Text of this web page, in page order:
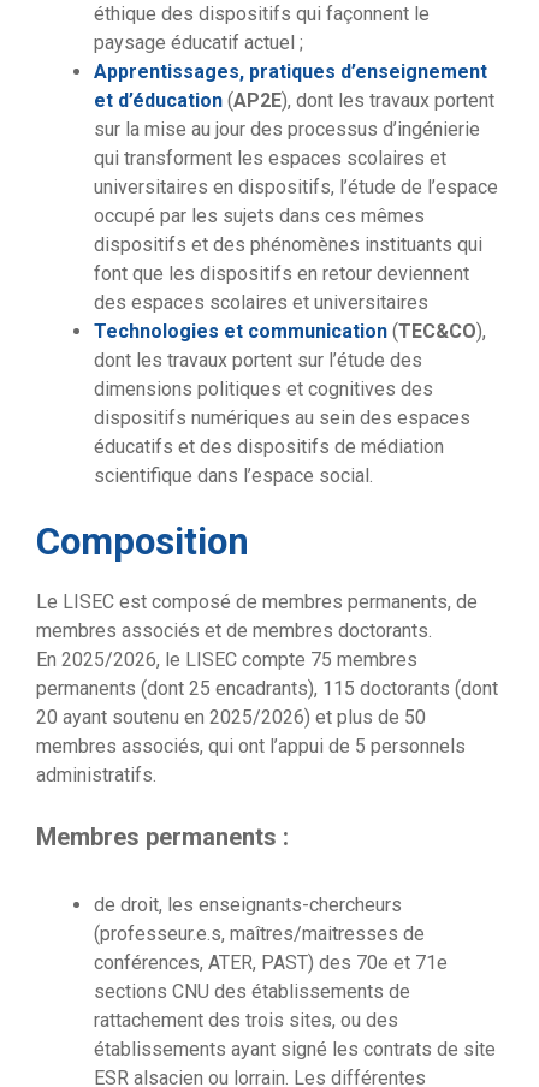
éthique des dispositifs qui façonnent le
paysage éducatif actuel ;
Apprentissages, pratiques d’enseignement
et d’éducation (AP2E), dont les travaux portent
sur la mise au jour des processus d’ingénierie
qui transforment les espaces scolaires et
universitaires en dispositifs, l’étude de l’espace
occupé par les sujets dans ces mêmes
dispositifs et des phénomènes instituants qui
font que les dispositifs en retour deviennent
des espaces scolaires et universitaires
Technologies et communication (TEC&CO),
dont les travaux portent sur l’étude des
dimensions politiques et cognitives des
dispositifs numériques au sein des espaces
éducatifs et des dispositifs de médiation
scientifique dans l’espace social.
Composition
Le LISEC est composé de membres permanents, de
membres associés et de membres doctorants.
En 2025/2026, le LISEC compte 75 membres
permanents (dont 25 encadrants), 115 doctorants (dont
20 ayant soutenu en 2025/2026) et plus de 50
membres associés, qui ont l’appui de 5 personnels
administratifs.
Membres permanents :
de droit, les enseignants-chercheurs
(professeur.e.s, maîtres/maitresses de
conférences, ATER, PAST) des 70e et 71e
sections CNU des établissements de
rattachement des trois sites, ou des
établissements ayant signé les contrats de site
ESR alsacien ou lorrain. Les différentes